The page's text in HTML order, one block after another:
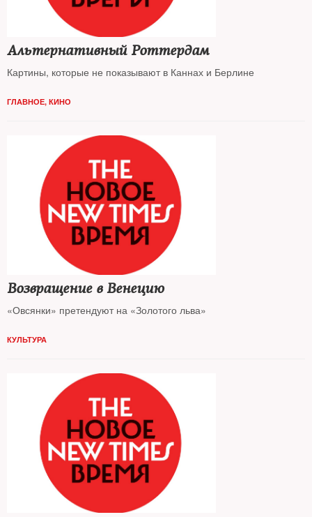
Альтернативный Роттердам
Картины, которые не показывают в Каннах и Берлине
ГЛАВНОЕ, КИНО
Возвращение в Венецию
«Овсянки» претендуют на «Золотого льва»
КУЛЬТУРА